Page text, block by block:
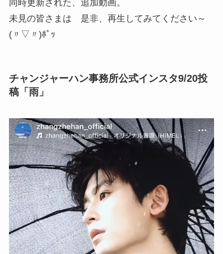
同時更新された、追加動画。
未見の皆さまは 是非、再生してみてください～
(〃▽〃)ﾎﾟｯ
チャンジャーハン事務所公式インスタ9/20投
稿「雨」